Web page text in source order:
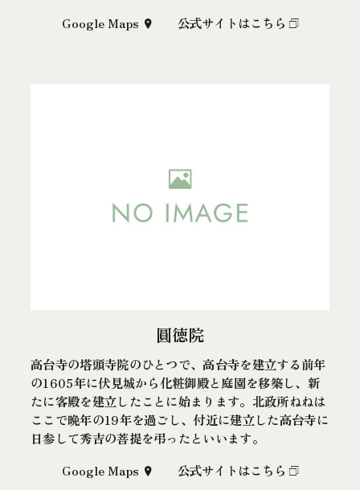
Google Maps
公式サイトはこちら
圓徳院
高台寺の塔頭寺院のひとつで、高台寺を建立する前年
の1605年に伏見城から化粧御殿と庭園を移築し、新
たに客殿を建立したことに始まります。北政所ねねは
ここで晩年の19年を過ごし、付近に建立した高台寺に
日参して秀吉の菩提を弔ったといいます。
Google Maps
公式サイトはこちら